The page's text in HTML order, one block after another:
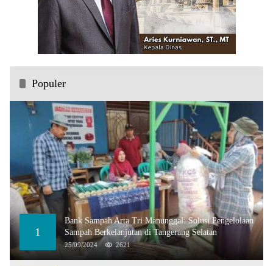
Populer
1
Bank Sampah Arta Tri Manunggal: Solusi Pengelolaan
Sampah Berkelanjutan di Tangerang Selatan
25/09/2024 2621